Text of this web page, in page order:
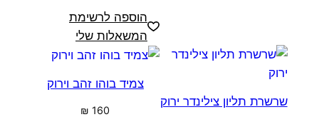
הוספה לרשימת
המשאלות שלי
שרשרת תליון צילינדר ירוק
צמיד בוהו זהב וירוק
₪ 160